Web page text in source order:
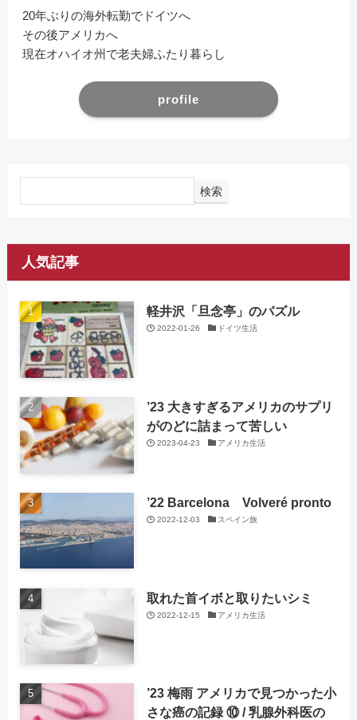
20年ぶりの海外転勤でドイツへ
その後アメリカへ
現在オハイオ州で老夫婦ふたり暮らし
profile
検索
人気記事
軽井沢「旦念亭」のパズル
2022-01-26 ドイツ生活
’23 大きすぎるアメリカのサプリ
がのどに詰まって苦しい
2023-04-23 アメリカ生活
’22 Barcelona Volveré pronto
2022-12-03 スペイン旅
取れた首イボと取りたいシミ
2022-12-15 アメリカ生活
’23 梅雨 アメリカで見つかった小
さな癌の記録 ⑩ / 乳腺外科医の